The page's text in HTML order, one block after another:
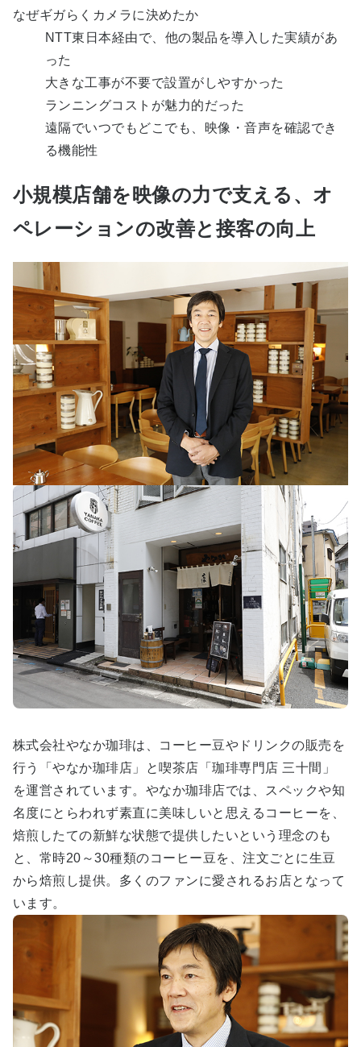
なぜギガらくカメラに決めたか
NTT東日本経由で、他の製品を導入した実績があ
った
大きな工事が不要で設置がしやすかった
ランニングコストが魅力的だった
遠隔でいつでもどこでも、映像・音声を確認でき
る機能性
小規模店舗を映像の力で支える、オ
ペレーションの改善と接客の向上
株式会社やなか珈琲は、コーヒー豆やドリンクの販売を
行う「やなか珈琲店」と喫茶店「珈琲専門店 三十間」
を運営されています。やなか珈琲店では、スペックや知
名度にとらわれず素直に美味しいと思えるコーヒーを、
焙煎したての新鮮な状態で提供したいという理念のも
と、常時20～30種類のコーヒー豆を、注文ごとに生豆
から焙煎し提供。多くのファンに愛されるお店となって
います。